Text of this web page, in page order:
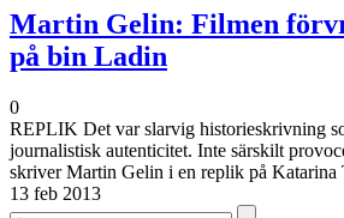
Martin Gelin: Filmen
på bin Ladin
0
REPLIK Det var slarvig historieskrivning
journalistisk autenticitet. Inte särskilt
skriver Martin Gelin i en replik på Katarina
13 feb 2013